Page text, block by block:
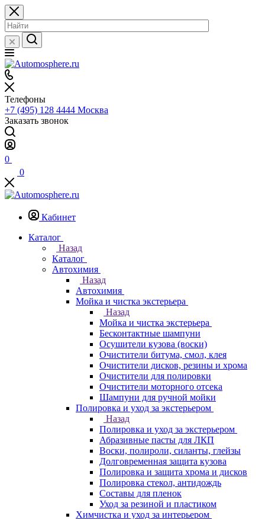
Телефоны
+7 (495) 128 4444 Москва
Заказать звонок
0
0
Кабинет
Каталог
Назад
Каталог
Автохимия
Назад
Автохимия
Мойка и чистка экстерьера
Назад
Мойка и чистка экстерьера
Бесконтактные шампуни
Осушители кузова (воски)
Очистители битума, смол, клея
Очистители дисков, резины и хрома
Очистители для полировки
Очистители моторного отсека
Шампуни для ручной мойки
Полировка и уход за экстерьером
Назад
Полировка и уход за экстерьером
Абразивные пасты для ЛКП
Воски, полироли, силанты, глейзы
Долговременная защита кузова
Полировка и защита хрома и дисков
Полировка стекол, антидождь
Составы для пленок
Уход за резиной и пластиком
Химчистка и уход за интерьером